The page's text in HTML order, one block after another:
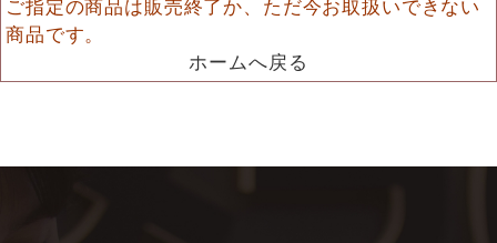
ご指定の商品は販売終了か、ただ今お取扱いできない
商品です。
ホームへ戻る